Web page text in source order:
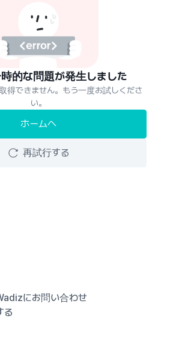
的な問題が発生しました
得できません。もう一度お試しくださ
い。
ホームへ
再試行する
にお問い合わせ
る